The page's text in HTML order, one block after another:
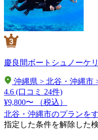
慶良間ボートシュノーケ
沖縄県 > 北谷・沖縄市
4.6 (口コミ 24件)
¥9,800〜
（税込）
北谷・沖縄市のプランを
指定した条件を解除した